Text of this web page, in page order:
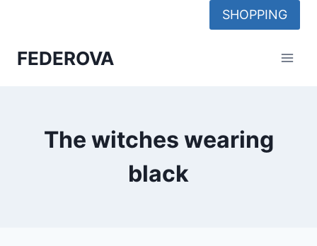
SHOPPING
FEDEROVA
The witches wearing
black